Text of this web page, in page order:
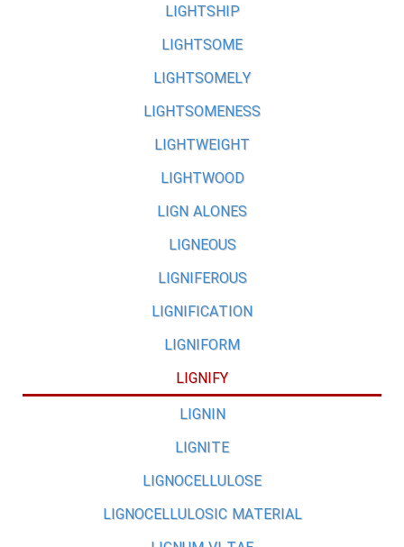
LIGHTSHIP
LIGHTSOME
LIGHTSOMELY
LIGHTSOMENESS
LIGHTWEIGHT
LIGHTWOOD
LIGN ALONES
LIGNEOUS
LIGNIFEROUS
LIGNIFICATION
LIGNIFORM
LIGNIFY
LIGNIN
LIGNITE
LIGNOCELLULOSE
LIGNOCELLULOSIC MATERIAL